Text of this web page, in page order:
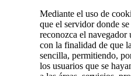
Mediante el uso de
que el servidor donde
reconozca el
con la finalidad de que
sencilla, permitiendo,
los usuarios que se